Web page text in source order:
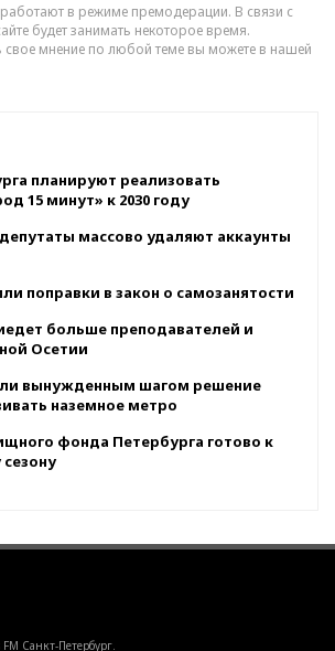
в режиме премодерации. В связи с
будет занимать некоторое время.
свое мнение по любой теме вы можете в нашей
планируют реализовать
15 минут» к 2030 году
массово удаляют аккаунты
поправки в закон о самозанятости
больше преподавателей и
Осетии
вынужденным шагом решение
наземное метро
фонда Петербурга готово к
Санкт-Петербург.